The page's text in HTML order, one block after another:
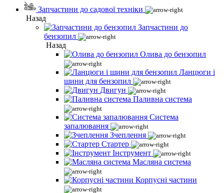
Запчастини до садової техніки
Назад
Запчастини до
бензопил
Назад
Олива до бензопил
Ланцюги і
шини для бензопил
Двигун
Паливна система
Система
запалювання
Зчеплення
Стартер
Інструмент
Масляна система
Корпусні частини